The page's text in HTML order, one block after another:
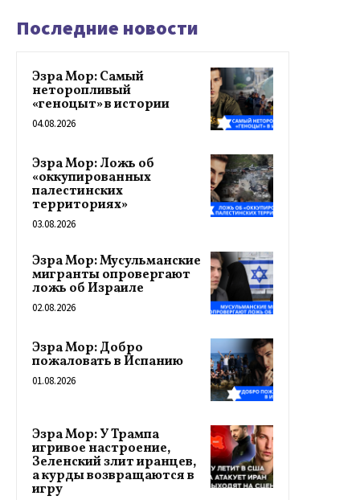
Последние новости
Эзра Мор: Самый
неторопливый
«геноцыт» в истории
04.08.2026
Эзра Мор: Ложь об
«оккупированных
палестинских
территориях»
03.08.2026
Эзра Мор: Мусульманские
мигранты опровергают
ложь об Израиле
02.08.2026
Эзра Мор: Добро
пожаловать в Испанию
01.08.2026
Эзра Мор: У Трампа
игривое настроение,
Зеленский злит иранцев,
а курды возвращаются в
игру